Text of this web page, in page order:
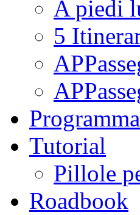
A piedi
5
Programma
Tutorial
Pillole
Roadbook